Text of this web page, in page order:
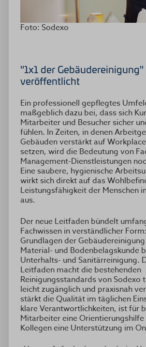
Foto: Sodexo
"1x1 der Gebäudereinigung"
veröffentlicht
Ein professionell gepflegtes
maßgeblich dazu bei, dass sich
Mitarbeiter und Besucher sicher
fühlen. In Zeiten, in denen
Gebäuden verstärkt auf
setzen, wird die Bedeutung von
Management-Dienstleistungen
Eine saubere, hygienische
wirkt sich direkt auf das
Leistungsfähigkeit der Menschen
aus.
Der neue Leitfaden bündelt
Fachwissen in verständlicher
Grundlagen der
Material- und Bodenbelagskunde
Unterhalts- und Sanitärreinigung.
Leitfaden macht die bestehenden
Reinigungsstandards von Sodexo
leicht zugänglich und praxisnah
stärkt die Qualität im täglichen
klare Verantwortlichkeiten, ist für
Mitarbeiter eine
Kollegen eine Unterstützung im